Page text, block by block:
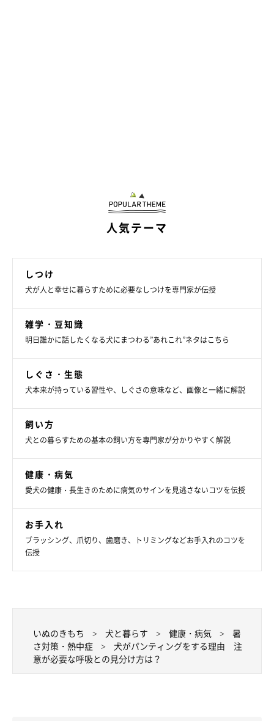
すか？ また、こんなときはすぐに動物病院を受診したほうがよ
いなどの目安はありますか？
山口先生：
「愛犬が苦しそうに呼吸をしている、舌の色が悪い、ぐったりし
ている場合は動物病院を受診してください。また、心臓、気管、
肺に持病がある犬にパンティングがみられる場合は特に気を付け
てください」
普段、散歩から帰ってきたときや犬が暑いと感じているときなど
に愛犬がパンティングをしている姿を見ることもあるかと思いま
す。呼吸の変化に気がつくためにも、普段から愛犬の様子をよく
見てあげることを心がけたいですね。
（監修：いぬのきもち獣医師相談室獣医師・山口みき先生）
※写真は「いぬのきもちアプリ」で投稿されたものです
関連記事:
人気テーマ
しつけ
犬が人と幸せに暮らすために必要なしつけを専門家が伝授
雑学・豆知識
明日誰かに話したくなる犬にまつわる”あれこれ”ネタはこちら
しぐさ・生態
犬本来が持っている習性や、しぐさの意味など、画像と一緒に解説
飼い方
犬との暮らすための基本の飼い方を専門家が分かりやすく解説
健康・病気
愛犬の健康・長生きのために病気のサインを見逃さないコツを伝授
お手入れ
ブラッシング、爪切り、歯磨き、トリミングなどお手入れのコツを
伝授
いぬのきもち 犬と暮らす 健康・病気
暑
さ対策・熱中症
犬がパンティングをする理由 注
意が必要な呼吸との見分け方は？